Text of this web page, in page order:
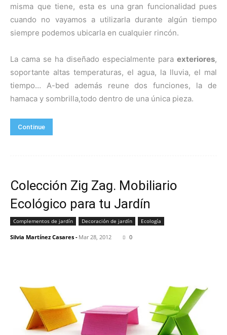
misma que tiene, esta es una gran funcionalidad pues
cuando no vayamos a utilizarla durante algún tiempo
siempre podemos ubicarla en cualquier rincón.
La cama se ha diseñado especialmente para exteriores,
soportante altas temperaturas, el agua, la lluvia, el mal
tiempo… A-bed además reune dos funciones, la de
hamaca y sombrilla,todo dentro de una única pieza.
Continue
Colección Zig Zag. Mobiliario
Ecológico para tu Jardín
Complementos de jardín Decoración de jardín Ecología
Silvia Martínez Casares - Mar 28, 2012 0